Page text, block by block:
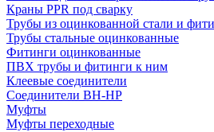
Краны PPR под сварку
Трубы из оцинкованной стали и
Трубы стальные оцинкованные
Фитинги оцинкованные
ПВХ трубы и фитинги к ним
Клеевые соединители
Соединители ВН-НР
Муфты
Муфты переходные